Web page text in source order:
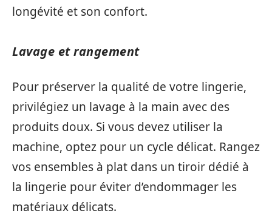
longévité et son confort.
Lavage et rangement
Pour préserver la qualité de votre lingerie,
privilégiez un lavage à la main avec des
produits doux. Si vous devez utiliser la
machine, optez pour un cycle délicat. Rangez
vos ensembles à plat dans un tiroir dédié à
la lingerie pour éviter d’endommager les
matériaux délicats.